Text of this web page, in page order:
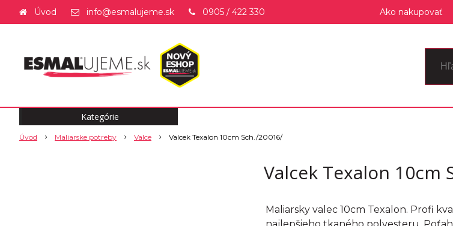
Úvod info@esmalujeme.sk 0905 / 422 330 Ako nakupovať
Úvod Maliarske potreby Valce Valcek Texalon 10cm Sch./20016/
Valcek Texalon 10cm
Maliarsky valec 10cm Texalon. Profi
Kategórie